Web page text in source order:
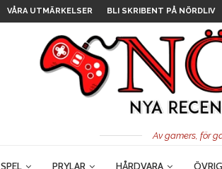
VÅRA UTMÄRKELSER BLI SKRIBENT PÅ NÖRDLIV
Av gamers, för
SPEL PRYLAR HÅRDVARA